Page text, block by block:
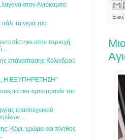
στον Αγιόκαμπο
πάλι τα νερά του
στην περιοχή
επάναστασης Κολινδρού
Η ΕΞΥΠΗΡΕΤΗΣΗ”
«μπουρανί» του
ερασιτεχνικού
Κέφι, χρώμα και πλήθος